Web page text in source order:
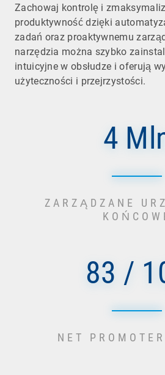
Zachowaj kontrolę i
produktywność dzięki
zadań oraz proaktywnemu
narzędzia można szybko
intuicyjne w obsłudze i oferują
użyteczności i przejrzystości.
4
ZARZĄDZANE
83 /
NET